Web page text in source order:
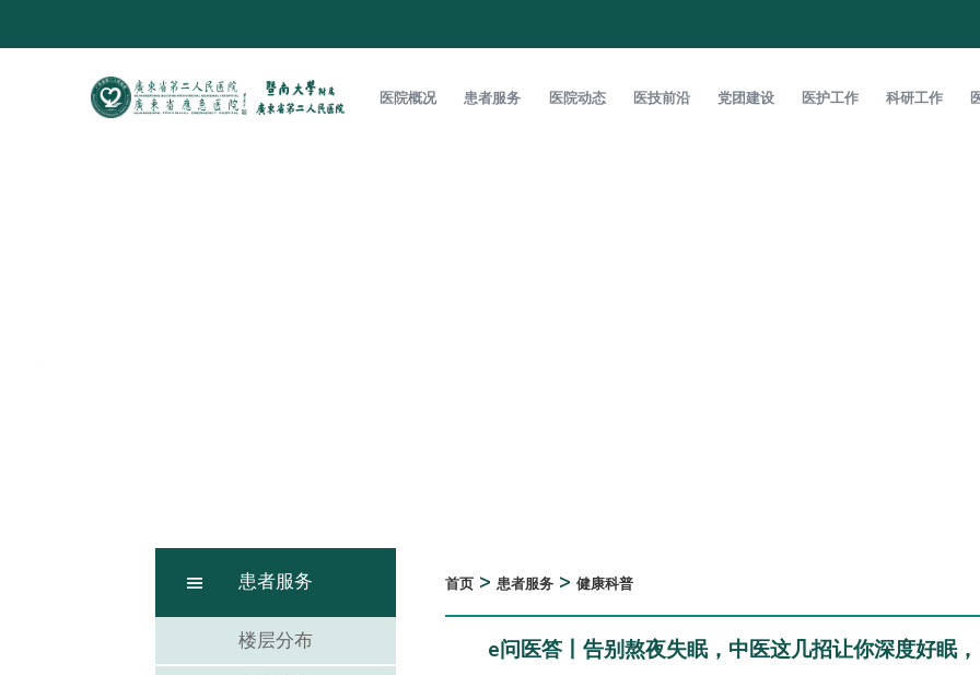
医院概况 患者服务 医院动态 医技前沿 党团建设 医护工作 科研工作
患者服务
楼层分布
首页 > 患者服务 > 健康科普
e问医答丨告别熬夜失眠，中医这几招让你深度好眠